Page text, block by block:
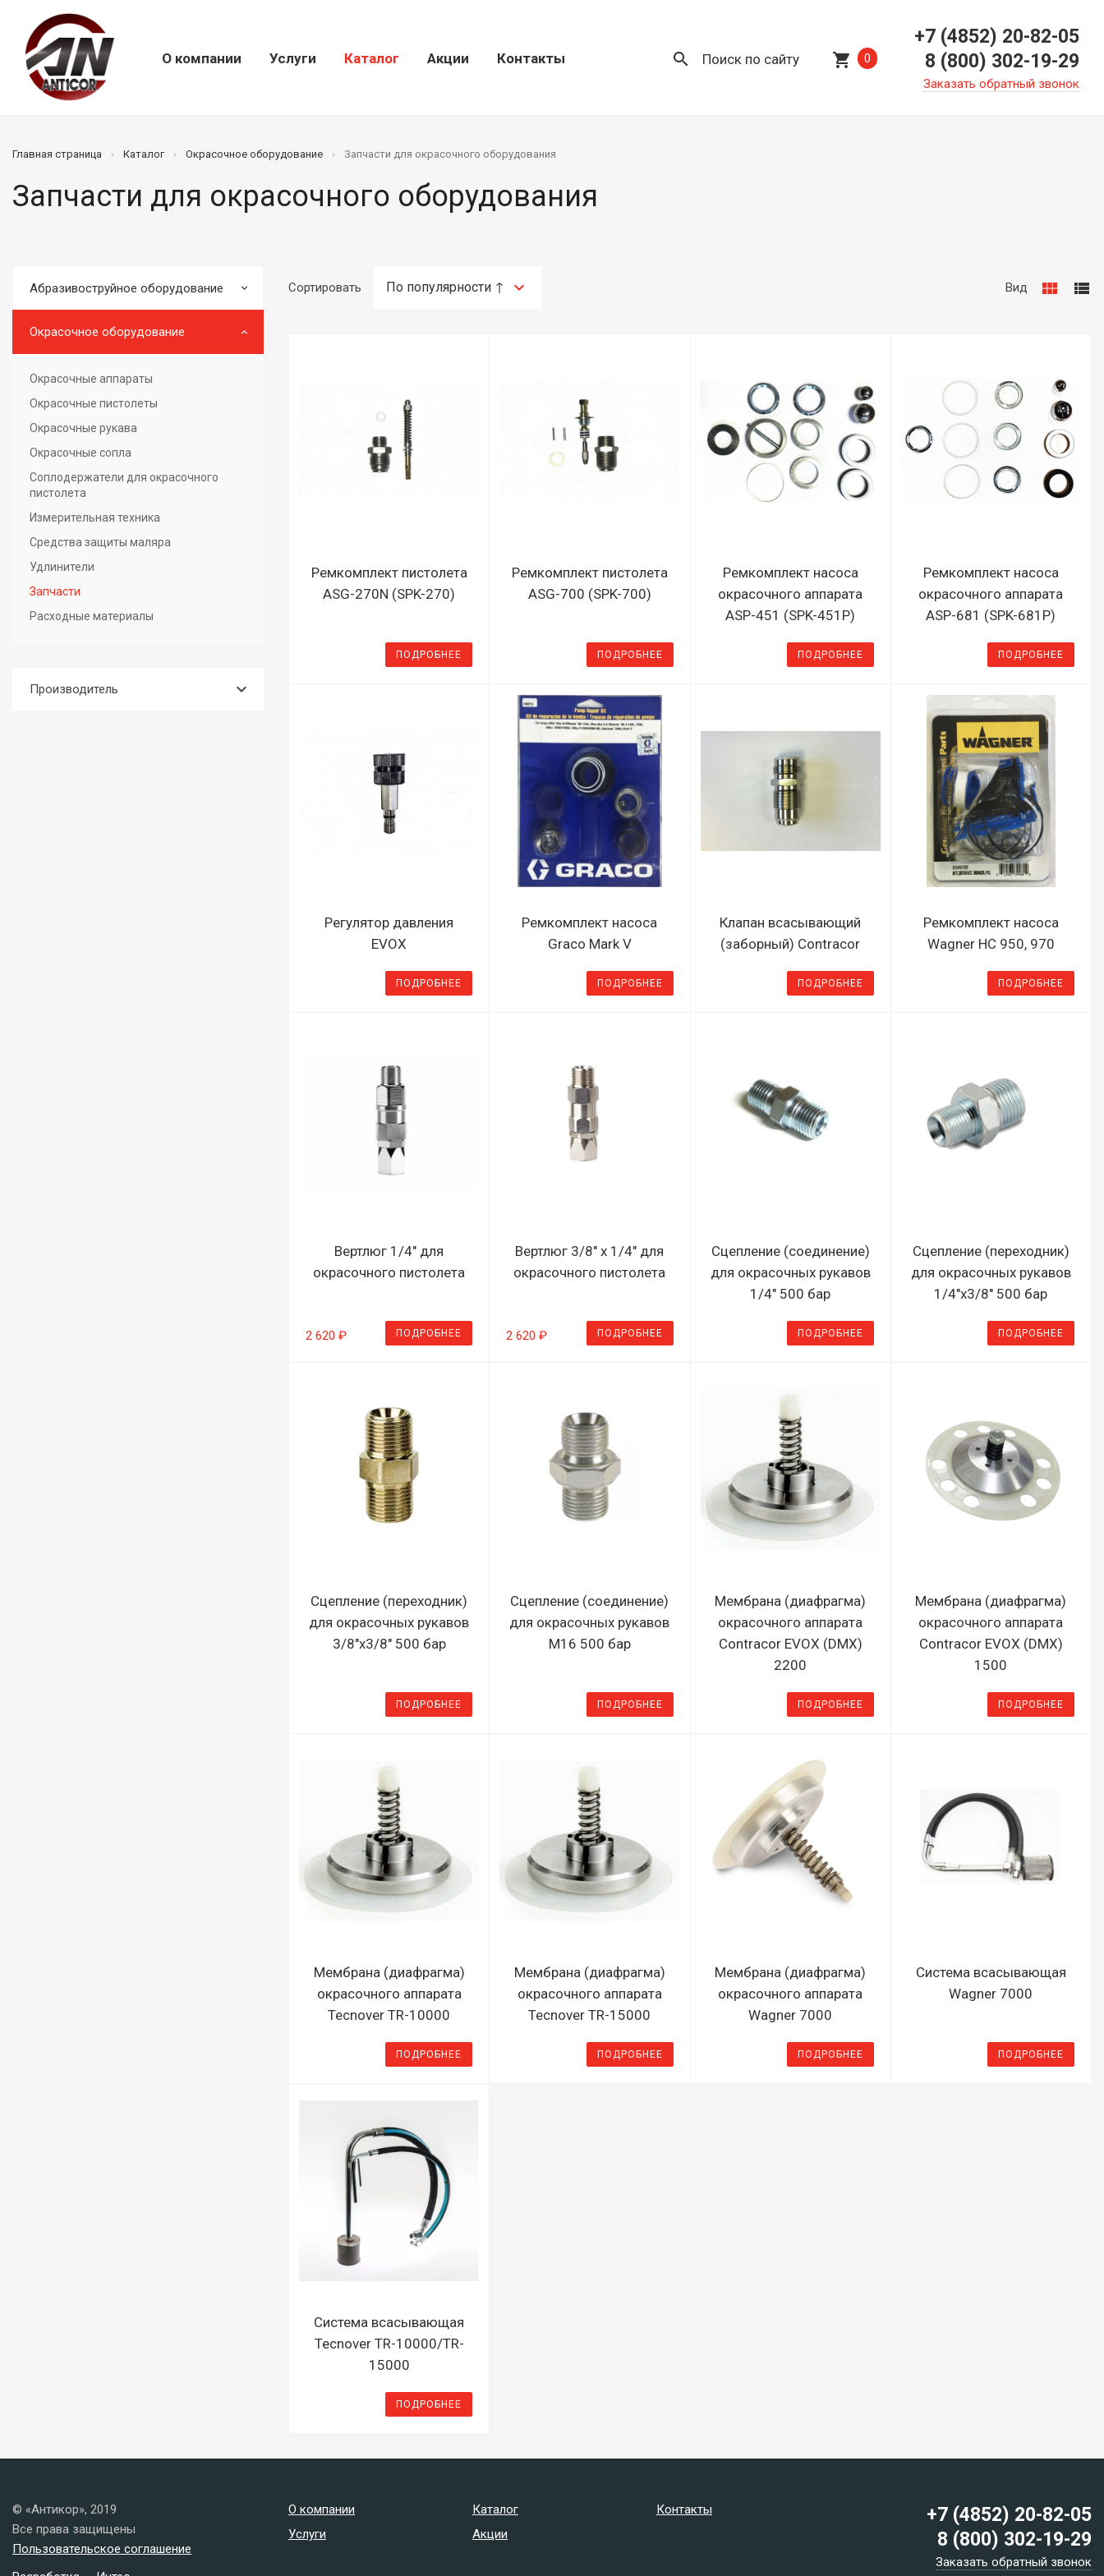
О компании Услуги Каталог Акции Контакты search Поиск по сайту shopping_cart 0
+7 (4852) 20-82-05
8 (800) 302-19-29
Заказать обратный звонок
Главная страница Каталог Окрасочное оборудование Запчасти для окрасочного оборудования
Запчасти для окрасочного оборудования
Абразивоструйное оборудование
Окрасочное оборудование
Окрасочные аппараты
Окрасочные пистолеты
Окрасочные рукава
Окрасочные сопла
Соплодержатели для окрасочного
пистолета
Измерительная техника
Средства защиты маляра
Удлинители
Запчасти
Расходные материалы
Производитель keyboard_arrow_down
Сортировать Вид view_module view_list
Ремкомплект пистолета
ASG-270N (SPK-270)
ПОДРОБНЕЕ
Ремкомплект пистолета
ASG-700 (SPK-700)
ПОДРОБНЕЕ
Ремкомплект насоса
окрасочного аппарата
ASP-451 (SPK-451P)
ПОДРОБНЕЕ
Ремкомплект насоса
окрасочного аппарата
ASP-681 (SPK-681P)
ПОДРОБНЕЕ
Регулятор давления
EVOX
ПОДРОБНЕЕ
Ремкомплект насоса
Graco Mark V
ПОДРОБНЕЕ
Клапан всасывающий
(заборный) Contracor
ПОДРОБНЕЕ
Ремкомплект насоса
Wagner HC 950, 970
ПОДРОБНЕЕ
Вертлюг 1/4" для
окрасочного пистолета
2 620 ₽ ПОДРОБНЕЕ
Вертлюг 3/8" х 1/4" для
окрасочного пистолета
2 620 ₽ ПОДРОБНЕЕ
Сцепление (соединение)
для окрасочных рукавов
1/4" 500 бар
ПОДРОБНЕЕ
Сцепление (переходник)
для окрасочных рукавов
1/4"х3/8" 500 бар
ПОДРОБНЕЕ
Сцепление (переходник)
для окрасочных рукавов
3/8"х3/8" 500 бар
ПОДРОБНЕЕ
Сцепление (соединение)
для окрасочных рукавов
М16 500 бар
ПОДРОБНЕЕ
Мембрана (диафрагма)
окрасочного аппарата
Contracor EVOX (DMX)
2200
ПОДРОБНЕЕ
Мембрана (диафрагма)
окрасочного аппарата
Contracor EVOX (DMX)
1500
ПОДРОБНЕЕ
Мембрана (диафрагма)
окрасочного аппарата
Tecnover TR-10000
ПОДРОБНЕЕ
Мембрана (диафрагма)
окрасочного аппарата
Tecnover TR-15000
ПОДРОБНЕЕ
Мембрана (диафрагма)
окрасочного аппарата
Wagner 7000
ПОДРОБНЕЕ
Система всасывающая
Wagner 7000
ПОДРОБНЕЕ
Система всасывающая
Tecnover TR-10000/TR-
15000
ПОДРОБНЕЕ
© «Антикор», 2019
Все права защищены
Пользовательское соглашение
О компании
Услуги
Каталог
Акции
Контакты
+7 (4852) 20-82-05
8 (800) 302-19-29
Заказать обратный звонок